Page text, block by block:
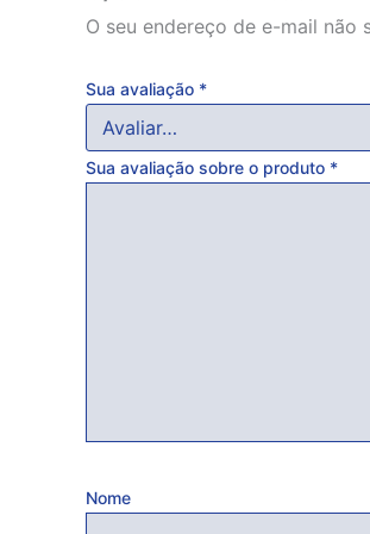
O seu endereço de e-mail não
Sua avaliação *
Sua avaliação sobre o produto *
Nome